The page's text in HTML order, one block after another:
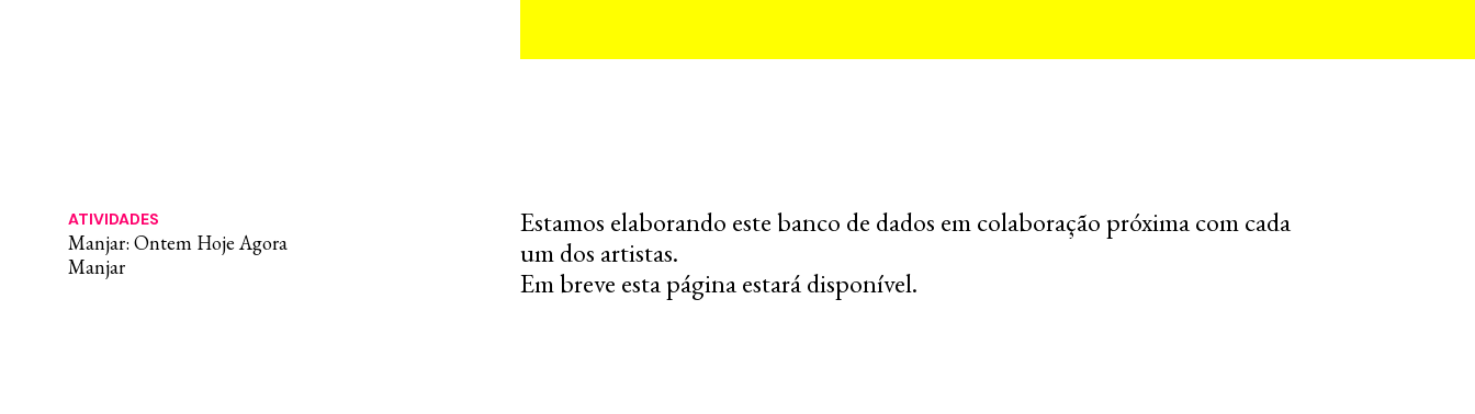
ATIVIDADES
Manjar: Ontem Hoje Agora
Manjar
Estamos elaborando este banco de dados em colaboração próxima com cada
um dos artistas.
Em breve esta página estará disponível.